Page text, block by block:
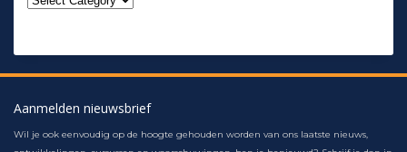
Aanmelden nieuwsbrief
Wil je ook eenvoudig op de hoogte gehouden worden van ons laatste nieuws,